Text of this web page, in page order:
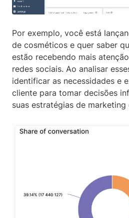
Por exemplo, você está
de cosméticos e quer saber
estão recebendo mais
redes sociais. Ao analisar
identificar as necessidades e
cliente para tomar decisões
suas estratégias de marketing